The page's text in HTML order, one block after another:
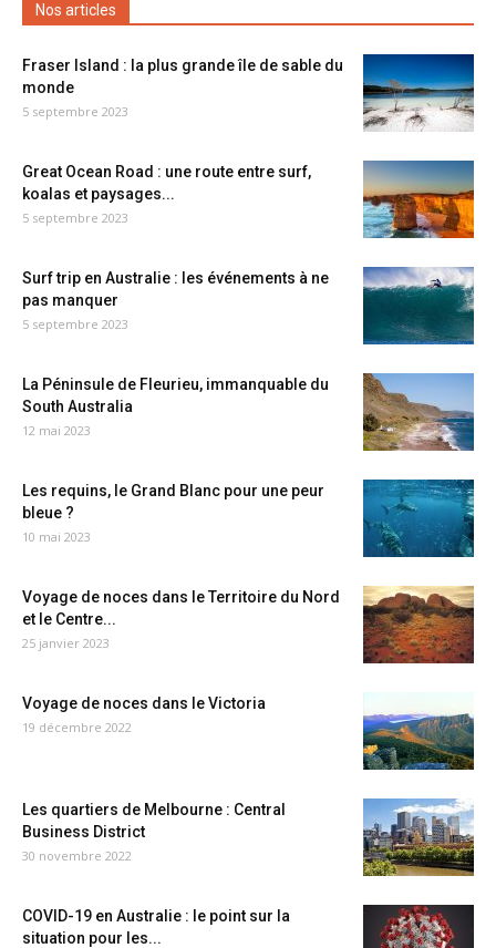
Nos articles
Fraser Island : la plus grande île de sable du
monde
5 septembre 2023
Great Ocean Road : une route entre surf,
koalas et paysages...
5 septembre 2023
Surf trip en Australie : les événements à ne
pas manquer
5 septembre 2023
La Péninsule de Fleurieu, immanquable du
South Australia
12 mai 2023
Les requins, le Grand Blanc pour une peur
bleue ?
10 mai 2023
Voyage de noces dans le Territoire du Nord
et le Centre...
25 janvier 2023
Voyage de noces dans le Victoria
19 décembre 2022
Les quartiers de Melbourne : Central
Business District
30 novembre 2022
COVID-19 en Australie : le point sur la
situation pour les...